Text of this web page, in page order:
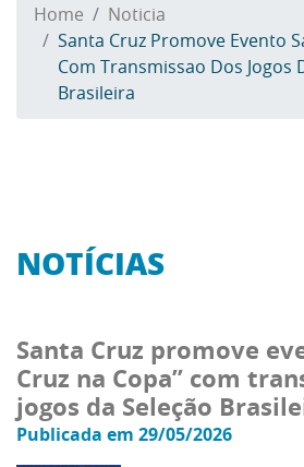
Home
Noticia
Santa Cruz Promove Evento
Com Transmissao Dos Jogos
Brasileira
NOTÍCIAS
Santa Cruz promove
Cruz na Copa” com
jogos da Seleção
Publicada em 29/05/2026